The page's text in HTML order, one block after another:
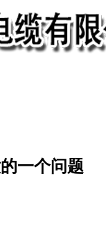
一个问题